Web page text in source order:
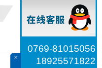
0769-81015056
18925571822
×